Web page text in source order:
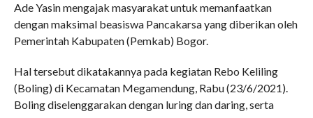
Ade Yasin mengajak masyarakat untuk memanfaatkan
dengan maksimal beasiswa Pancakarsa yang diberikan oleh
Pemerintah Kabupaten (Pemkab) Bogor.
Hal tersebut dikatakannya pada kegiatan Rebo Keliling
(Boling) di Kecamatan Megamendung, Rabu (23/6/2021).
Boling diselenggarakan dengan luring dan daring, serta